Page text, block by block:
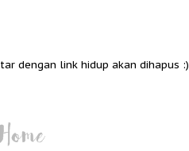
dengan link hidup akan dihapus :)